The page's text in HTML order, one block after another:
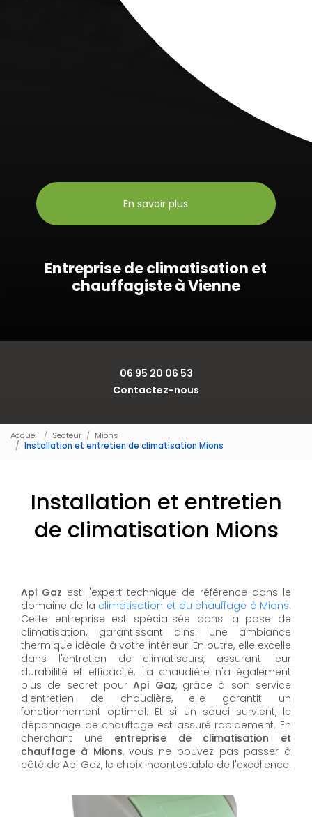
En savoir plus
Entreprise de climatisation et
chauffagiste à Vienne
06 95 20 06 53
Contactez-nous
Accueil Secteur
Mions
Installation et entretien de climatisation Mions
Installation et entretien
de climatisation Mions
Api Gaz est l'expert technique de référence dans le
domaine de la climatisation et du chauffage à Mions.
Cette entreprise est spécialisée dans la pose de
climatisation, garantissant ainsi une ambiance
thermique idéale à votre intérieur. En outre, elle excelle
dans l'entretien de climatiseurs, assurant leur
durabilité et efficacité. La chaudière n'a également
plus de secret pourApi Gaz, grâce à son service
d'entretien de chaudière, elle garantit un
fonctionnement optimal. Et si un souci survient, le
dépannage de chauffage est assuré rapidement. En
cherchant une entreprise de climatisation et
chauffage à Mions, vous ne pouvez pas passer à
côté de Api Gaz, le choix incontestable de l'excellence.